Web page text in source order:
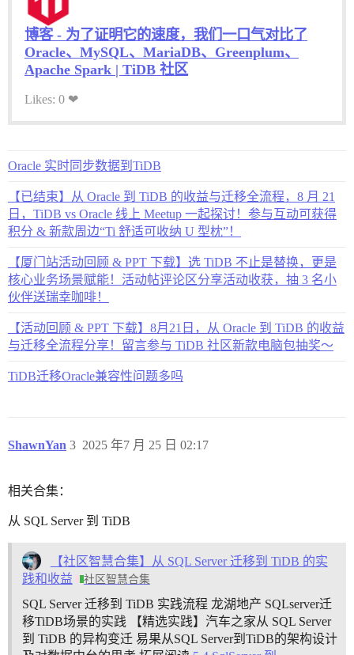
博客 - 为了证明它的速度，我们一口气对比了
Oracle、MySQL、MariaDB、Greenplum、
Apache Spark | TiDB 社区
Likes: 0 ❤
Oracle 实时同步数据到TiDB
【已结束】从 Oracle 到 TiDB 的收益与迁移全流程，8 月 21
日，TiDB vs Oracle 线上 Meetup 一起探讨！参与互动可获得
积分 & 新款周边“Ti 舒适可收纳 U 型枕”！
【厦门站活动回顾 & PPT 下载】选 TiDB 不止是替换，更是
核心业务场景赋能！活动帖评论区分享活动收获，抽 3 名小
伙伴送瑞幸咖啡！
【活动回顾 & PPT 下载】8月21日，从 Oracle 到 TiDB 的收益
与迁移全流程分享！留言参与 TiDB 社区新款电脑包抽奖～
TiDB迁移Oracle兼容性问题多吗
ShawnYan 2025 年7 月 25 日 02:17
3
相关合集：
从 SQL Server 到 TiDB
【社区智慧合集】从 SQL Server 迁移到 TiDB 的实
践和收益
社区智慧合集
SQL Server 迁移到 TiDB 实践流程 龙湖地产 SQLserver迁
移TiDB场景的实践
【精选实践】汽车之家从 SQL Server
到 TiDB 的异构变迁 易果从SQL Server到TiDB的架构设计